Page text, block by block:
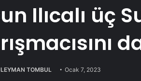
Ilıcalı üç
TOMBUL Ocak 7, 2023